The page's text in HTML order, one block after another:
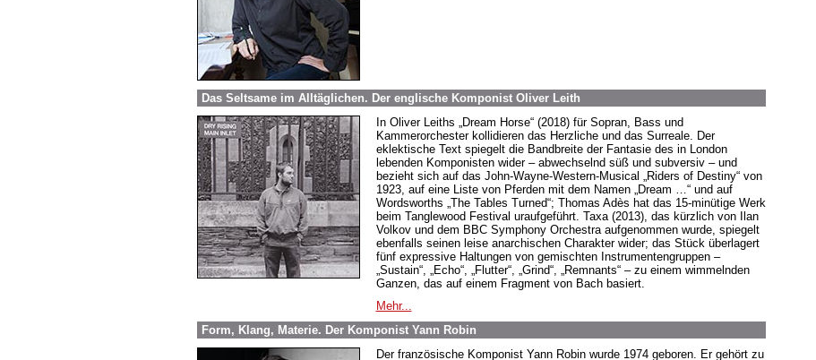
Das Seltsame im Alltäglichen. Der englische Komponist Oliver Leith
In Oliver Leiths „Dream Horse“ (2018) für Sopran, Bass und
Kammerorchester kollidieren das Herzliche und das Surreale. Der
eklektische Text spiegelt die Bandbreite der Fantasie des in London
lebenden Komponisten wider – abwechselnd süß und subversiv – und
bezieht sich auf das John-Wayne-Western-Musical „Riders of Destiny“ von
1923, auf eine Liste von Pferden mit dem Namen „Dream …“ und auf
Wordsworths „The Tables Turned“; Thomas Adès hat das 15-minütige Werk
beim Tanglewood Festival uraufgeführt. Taxa (2013), das kürzlich von Ilan
Volkov und dem BBC Symphony Orchestra aufgenommen wurde, spiegelt
ebenfalls seinen leise anarchischen Charakter wider; das Stück überlagert
fünf expressive Haltungen von gemischten Instrumentengruppen –
„Sustain“, „Echo“, „Flutter“, „Grind“, „Remnants“ – zu einem wimmelnden
Ganzen, das auf einem Fragment von Bach basiert.
Mehr...
Form, Klang, Materie. Der Komponist Yann Robin
Der französische Komponist Yann Robin wurde 1974 geboren. Er gehört zu